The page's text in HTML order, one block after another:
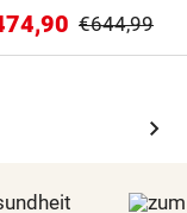
€644,99
chevron_right